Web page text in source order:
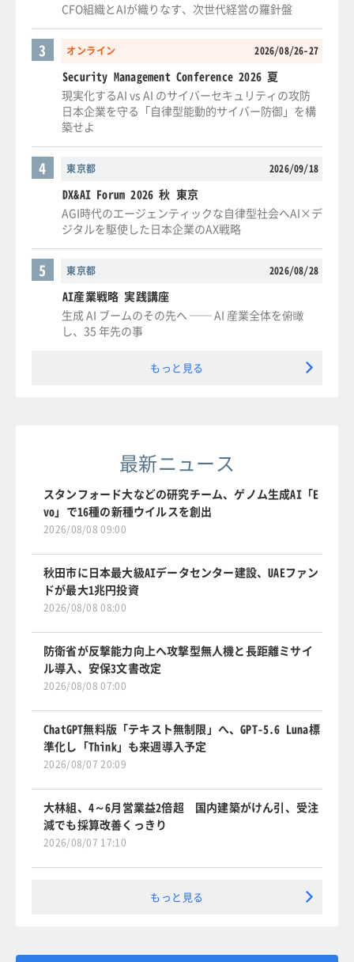
CFO組織とAIが織りなす、次世代経営の羅針盤
オンライン 2026/08/26-27
3
Security Management Conference 2026 夏
現実化するAI vs AI のサイバーセキュリティの攻防
日本企業を守る「自律型能動的サイバー防御」を構
築せよ
東京都 2026/09/18
4
DX&AI Forum 2026 秋 東京
AGI時代のエージェンティックな自律型社会へAI×デ
ジタルを駆使した日本企業のAX戦略
東京都 2026/08/28
5
AI産業戦略 実践講座
生成 AI ブームのその先へ ── AI 産業全体を俯瞰
し、35 年先の事
もっと見る
最新ニュース
スタンフォード大などの研究チーム、ゲノム生成AI「E
vo」で16種の新種ウイルスを創出
2026/08/08 09:00
秋田市に日本最大級AIデータセンター建設、UAEファン
ドが最大1兆円投資
2026/08/08 08:00
防衛省が反撃能力向上へ攻撃型無人機と長距離ミサイ
ル導入、安保3文書改定
2026/08/08 07:00
ChatGPT無料版「テキスト無制限」へ、GPT-5.6 Luna標
準化し「Think」も来週導入予定
2026/08/07 20:09
大林組、4～6月営業益2倍超 国内建築がけん引、受注
減でも採算改善くっきり
2026/08/07 17:10
もっと見る